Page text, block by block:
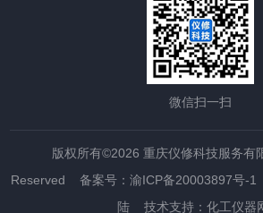
微信扫一扫
版权所有©2026 重庆仪修科技服务有
Reserved 备案号：渝ICP备20003897号-1
陆 技术支持： 化工仪器